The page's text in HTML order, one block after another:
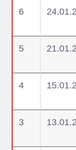
6
5
4
3